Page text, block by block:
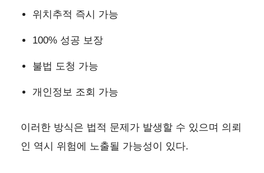
위치추적 즉시 가능
100% 성공 보장
불법 도청 가능
개인정보 조회 가능
이러한 방식은 법적 문제가 발생할 수 있으며 의뢰
인 역시 위험에 노출될 가능성이 있다.